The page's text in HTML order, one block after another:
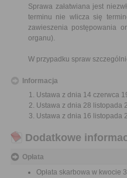
Sprawa załatwiana jest
terminu nie wlicza się
zawieszenia postępowania
organu).
W przypadku spraw
Informacja
Ustawa z dnia 14 czerwca
Ustawa z dnia 28 listopada
Ustawa z dnia 16 listopada
Dodatkowe
Opłata
Opłata skarbowa w kwocie